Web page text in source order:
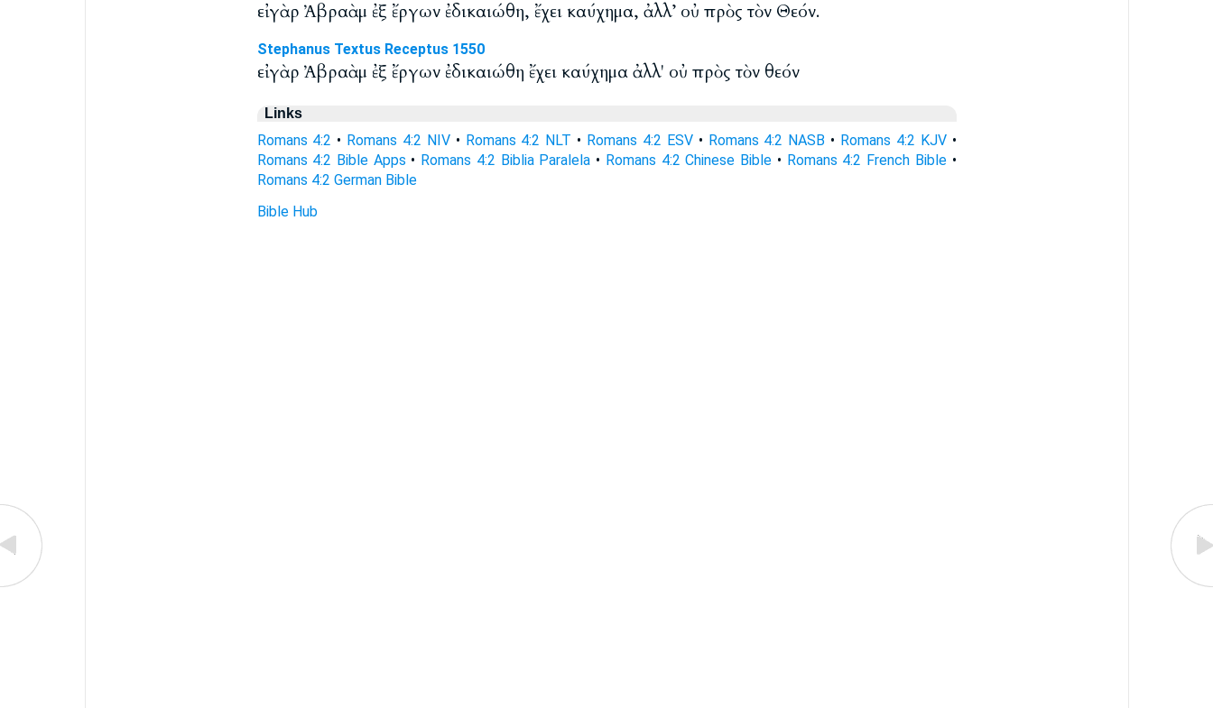
εἰ γὰρ Ἀβραὰμ ἐξ ἔργων ἐδικαιώθη, ἔχει καύχημα, ἀλλ’ οὐ πρὸς τὸν Θεόν.
Stephanus Textus Receptus 1550
εἰ γὰρ Ἀβραὰμ ἐξ ἔργων ἐδικαιώθη ἔχει καύχημα ἀλλ' οὐ πρὸς τὸν θεόν
Links
Romans 4:2 • Romans 4:2 NIV• Romans 4:2 NLT • Romans 4:2 ESV• Romans 4:2 NASB • Romans 4:2 KJV•
Romans 4:2 Bible Apps • Romans 4:2 Biblia Paralela • Romans 4:2 Chinese Bible • Romans 4:2 French Bible•
Romans 4:2 German Bible
Bible Hub